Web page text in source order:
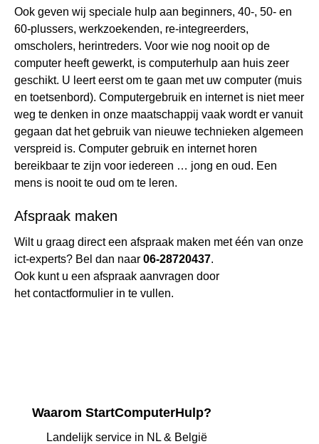
Ook geven wij speciale hulp aan beginners, 40-, 50- en
60-plussers, werkzoekenden, re-integreerders,
omscholers, herintreders. Voor wie nog nooit op de
computer heeft gewerkt, is computerhulp aan huis zeer
geschikt. U leert eerst om te gaan met uw computer (muis
en toetsenbord). Computergebruik en internet is niet meer
weg te denken in onze maatschappij vaak wordt er vanuit
gegaan dat het gebruik van nieuwe technieken algemeen
verspreid is. Computer gebruik en internet horen
bereikbaar te zijn voor iedereen … jong en oud. Een
mens is nooit te oud om te leren.
Afspraak maken
Wilt u graag direct een afspraak maken met één van onze
ict-experts? Bel dan naar 06-28720437.
Ook kunt u een afspraak aanvragen door
hetcontactformulier in te vullen.
Waarom StartComputerHulp?
Landelijk service in NL & België